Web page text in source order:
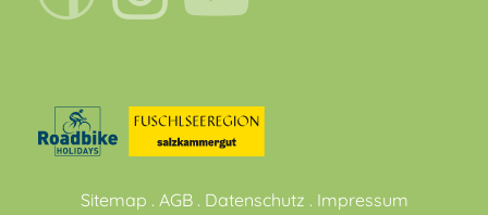
Sitemap . AGB. Datenschutz . Impressum